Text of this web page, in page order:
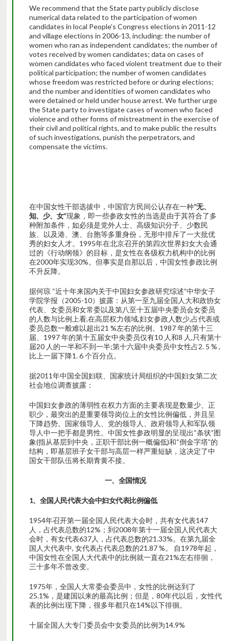
We recommend that the State party publicly disclose
numerical data related to the participation of women
candidates in local People’s Congress elections in 2011-12
and village elections in 2006-13, including: the number of
women who ran as independent candidates; the number of
votes received by women candidates; data on cases of
women candidates who faced violent treatment due to their
political participation; the number of women candidates
whose freedom was restricted before or during elections;
and the number and identities of women candidates who
were detained or held under house arrest. We further urge
the State party to investigate cases of women who faced
violence and other forms of mistreatment in the exercise of
their civil and political rights, and to make public the results
of such investigations, punish the perpetrators, and
compensate the victims.
在中国女性干部选拔中，中国官方民间公认存在一种“无、
知、少、女”现象，即一些参政女性的当选是由于其符合了多
种附加条件，如必须是党外人士、高级知识分子、少数民
族、以及港、澳、台胞等多重身份，无形中排斥了一大批优
秀的妇女人才。1995年在北京召开的第四次世界妇女大会通
过的《行动纲领》的目标，是女性在各级权力机构中的比例
在2000年实现30%。但事实是自那以后，中国女性参政比例
不升反降。
据何琼 “近十年来国内关于中国妇女参政研究综述”中华女子
学院学报（2005-10）披露：从第一至九届全国人大和政协女
代表、女委员和女常委以及第八至十五届中央委员会女委员
的人数与比例上看,在高层权力领域,妇女参政人数少,占代表或
委员总数一般难以超出21 %左右的比例。1987 年的第十三
届、1997 年的第十五届女中央委员仅有10 人和8 人,只有第十
届20 人的一半和不到一半;第十六届中央委员中女性占2. 5 % ,
比上一届下降1. 6 个百分点。
据2011年中国全国妇联、国家统计局组织的中国妇女第二次
社会地位调查披露：
中国妇女参政的薄弱性在权力方面的主要表现是数量少、正
职少，最突出的是重要领导岗位上的女性比例偏低，并且呈
下降趋势。国家领导人、党的领导人、政府领导人和军队领
导人中一把手都是男性。中国女性参政明显的呈现出“条状”图
象(指从基层到中央，正职干部比例一概偏低)和“倒金字塔”的
结构，即基层班子女干部与高层一样严重短缺，这决定了中
国女干部队伍将长期青黄不接。
一、全国情况
1、全国人民代表大会中妇女代表比例偏低
1954年召开第一届全国人民代表大会时，共有女代表147
人，占代表总数的12%；到2008年第十一届全国人民代表大
会时，有女代表637人，占代表总数的21.33%。在第九届全
国人大代表中, 女代表占代表总数的21.87 %。 自1978年起，
中国女性在全国人大代表中的比例就一直在21%左右徘徊，
三十多年不曾改变。
1975年，全国人大常委会委员中，女性的比例达到了
25.1%，是建国以来的最高比例；但是，80年代以后，女性代
表的比例出现下降，很多年都只在14%以下徘徊。
十届全国人大专门委员会中女委员的比例为14.9%